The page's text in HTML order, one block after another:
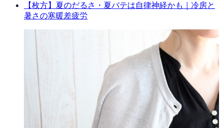
【枚方】夏のだるさ・夏バテは自律神経かも｜冷房と
暑さの寒暖差疲労